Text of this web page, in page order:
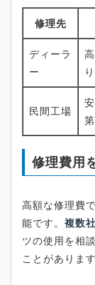
修理先
ディーラ
ー
り
民間工場
第
修理費用
高額な修理費
能です。 複数
ツの使用を相
ことがあります